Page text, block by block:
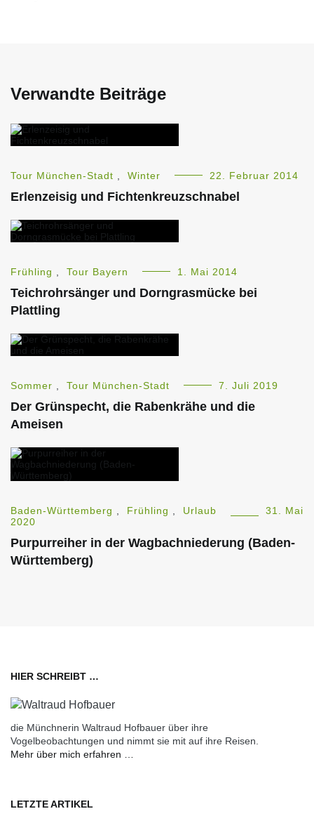
Verwandte Beiträge
Tour München-Stadt Winter 22. Februar 2014
Erlenzeisig und Fichtenkreuzschnabel
Frühling Tour Bayern 1. Mai 2014
Teichrohrsänger und Dorngrasmücke bei
Plattling
Sommer Tour München-Stadt 7. Juli 2019
Der Grünspecht, die Rabenkrähe und die
Ameisen
Baden-Württemberg Frühling Urlaub
31. Mai
2020
Purpurreiher in der Wagbachniederung (Baden-
Württemberg)
HIER SCHREIBT …
die Münchnerin Waltraud Hofbauer über ihre
Vogelbeobachtungen und nimmt sie mit auf ihre Reisen.
Mehr über mich erfahren …
LETZTE ARTIKEL